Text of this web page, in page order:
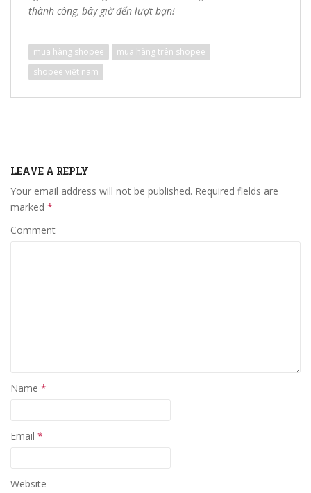
thành công, bây giờ đến lượt bạn!
mua hàng shopee
mua hàng trên shopee
shopee việt nam
LEAVE A REPLY
Your email address will not be published. Required fields are
marked *
Comment
Name *
Email *
Website